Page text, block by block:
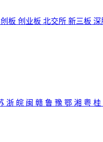
板 创业板 北交所 新三板
浙 皖 闽 赣 鲁 豫 鄂 湘 粤 桂